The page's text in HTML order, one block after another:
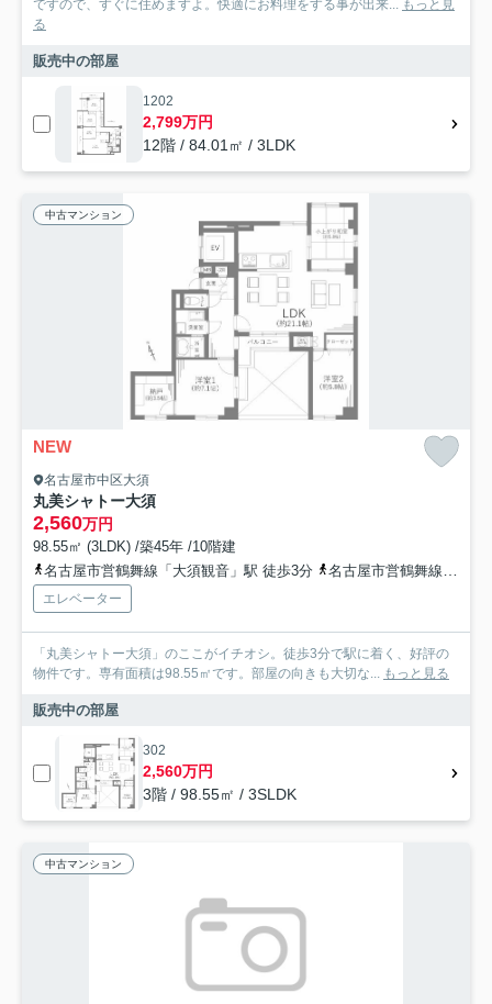
ですので、すぐに住めますよ。快適にお料理をする事が出来... もっと見
る
販売中の部屋
1202
2,799万円
12階 / 84.01㎡ / 3LDK
中古マンション
NEW
名古屋市中区大須
丸美シャトー大須
2,560万円
98.55㎡ (3LDK) /築45年 /10階建
名古屋市営鶴舞線「大須観音」駅 徒歩3分
名古屋市営鶴舞線「上前津」駅 徒歩8分
エレベーター
「丸美シャトー大須」のここがイチオシ。徒歩3分で駅に着く、好評の
物件です。専有面積は98.55㎡です。部屋の向きも大切な... もっと見る
販売中の部屋
302
2,560万円
3階 / 98.55㎡ / 3SLDK
中古マンション